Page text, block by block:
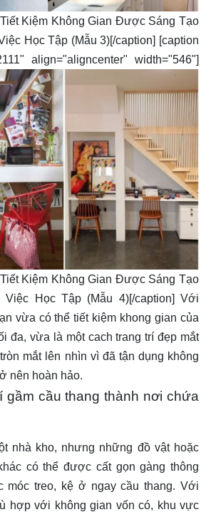
Kiệm Không Gian Được Sáng Tạo
Học Tập (Mẫu 3)[/caption] [caption
align="aligncenter" width="546"]
Kiệm Không Gian Được Sáng Tạo
Học Tập (Mẫu 4)[/caption] Với
vừa có thể tiết kiệm khong gian của
đa, vừa là một cach trang trí đẹp mắt
mắt lên nhìn vì đã tận dụng không
nên hoàn hảo.
gầm cầu thang thành nơi chứa
nhà kho, nhưng những đồ vật hoặc
có thể được cất gọn gàng thông
móc treo, kệ ở ngay cầu thang. Với
hợp với không gian vốn có, khu vực